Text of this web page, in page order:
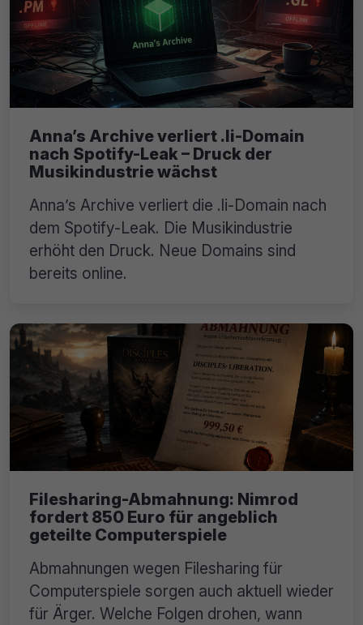
Anna’s Archive verliert .li-Domain
nach Spotify-Leak – Druck der
Musikindustrie wächst
Anna’s Archive verliert die .li-Domain nach
dem Spotify-Leak. Die Musikindustrie
erhöht den Druck. Neue Domains sind
bereits online.
Filesharing-Abmahnung: Nimrod
fordert 850 Euro für angeblich
geteilte Computerspiele
Abmahnungen wegen Filesharing für
Computerspiele sorgen auch aktuell wieder
für Ärger. Welche Folgen drohen, wann